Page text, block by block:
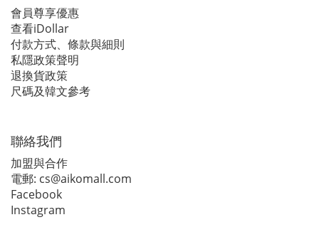
會員尊享優惠
查看iDollar
付款方式、條款與細則
私隱政策聲明
退換貨政策
尺碼及韓文參考
聯絡我們
加盟與合作
電郵: cs@aikomall.com
Facebook
Instagram